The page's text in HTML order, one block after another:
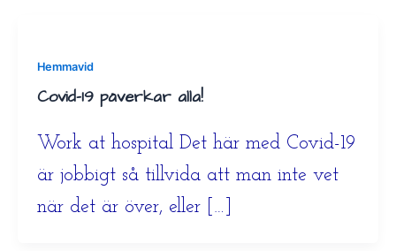
Hemmavid
Covid-19 påverkar alla!
Work at hospital Det här med Covid-19
är jobbigt så tillvida att man inte vet
när det är över, eller […]